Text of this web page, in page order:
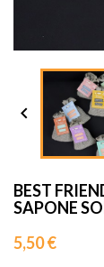

BEST
SAPONE
5,50 €